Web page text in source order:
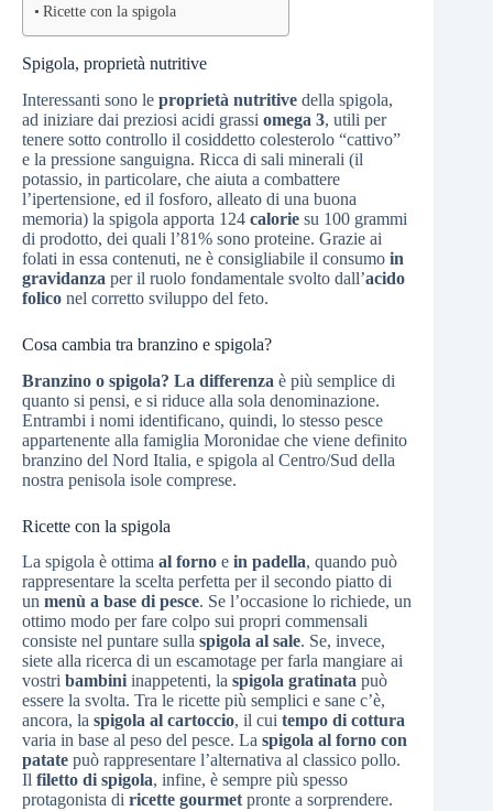
Ricette con la spigola
Spigola, proprietà nutritive
Interessanti sono le proprietà nutritive della spigola,
ad iniziare dai preziosi acidi grassi omega 3, utili per
tenere sotto controllo il cosiddetto colesterolo “cattivo”
e la pressione sanguigna. Ricca di sali minerali (il
potassio, in particolare, che aiuta a combattere
l’ipertensione, ed il fosforo, alleato di una buona
memoria) la spigola apporta 124 calorie su 100 grammi
di prodotto, dei quali l’81% sono proteine. Grazie ai
folati in essa contenuti, ne è consigliabile il consumo in
gravidanza per il ruolo fondamentale svolto dall’acido
folico nel corretto sviluppo del feto.
Cosa cambia tra branzino e spigola?
Branzino o spigola? La differenza è più semplice di
quanto si pensi, e si riduce alla sola denominazione.
Entrambi i nomi identificano, quindi, lo stesso pesce
appartenente alla famiglia Moronidae che viene definito
branzino del Nord Italia, e spigola al Centro/Sud della
nostra penisola isole comprese.
Ricette con la spigola
La spigola è ottima al forno e in padella, quando può
rappresentare la scelta perfetta per il secondo piatto di
un menù a base di pesce. Se l’occasione lo richiede, un
ottimo modo per fare colpo sui propri commensali
consiste nel puntare sulla spigola al sale. Se, invece,
siete alla ricerca di un escamotage per farla mangiare ai
vostri bambini inappetenti, la spigola gratinata può
essere la svolta. Tra le ricette più semplici e sane c’è,
ancora, la spigola al cartoccio, il cui tempo di cottura
varia in base al peso del pesce. La spigola al forno con
patate può rappresentare l’alternativa al classico pollo.
Il filetto di spigola, infine, è sempre più spesso
protagonista di ricette gourmet pronte a sorprendere.